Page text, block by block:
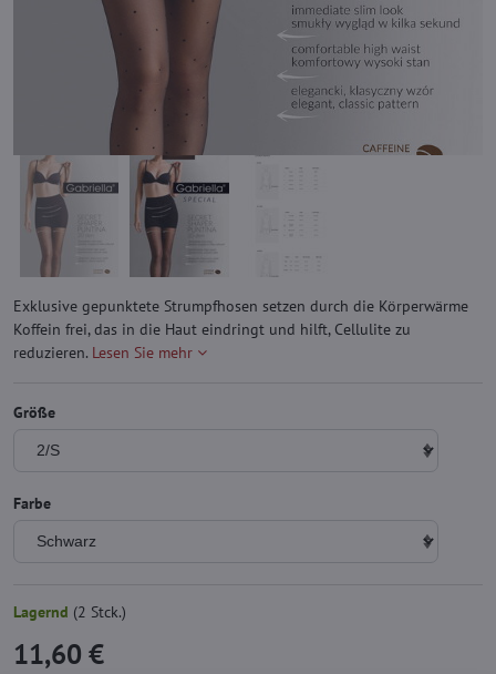
Exklusive gepunktete Strumpfhosen setzen durch die Körperwärme
Koffein frei, das in die Haut eindringt und hilft, Cellulite zu
reduzieren. Lesen Sie mehr
Größe
Farbe
Lagernd (2 Stck.)
11,60 €